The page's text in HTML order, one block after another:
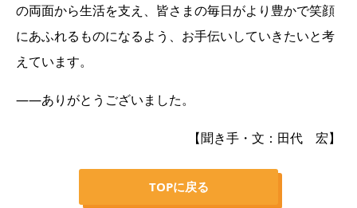
の両面から生活を支え、皆さまの毎日がより豊かで笑顔
にあふれるものになるよう、お手伝いしていきたいと考
えています。
――ありがとうございました。
【聞き手・文：田代 宏】
TOPに戻る